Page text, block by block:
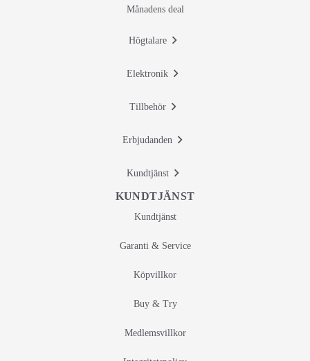
Månadens deal
Högtalare
Elektronik
Tillbehör
Erbjudanden
Kundtjänst
KUNDTJÄNST
Kundtjänst
Garanti & Service
Köpvillkor
Buy & Try
Medlemsvillkor